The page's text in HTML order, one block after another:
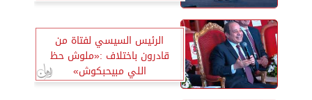
الرئيس السيسي لفتاة من
قادرون باختلاف :«ملوش حظ
اللي مبيحبكوش»